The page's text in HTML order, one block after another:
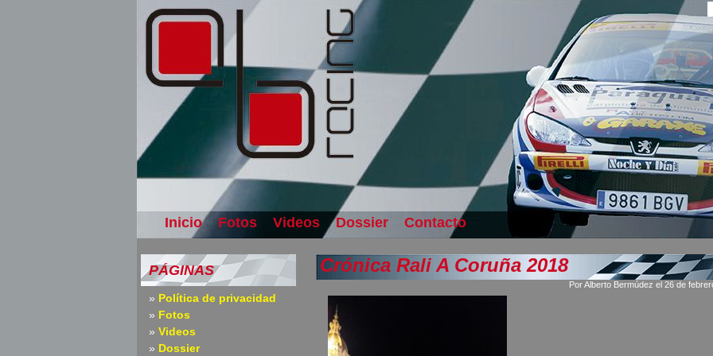
Inicio Fotos Videos Dossier Contacto
PÁGINAS
Política de privacidad
Fotos
Videos
Dossier
Crónica Rali A Coruña 2018
Por Alberto Bermúdez el 26 de